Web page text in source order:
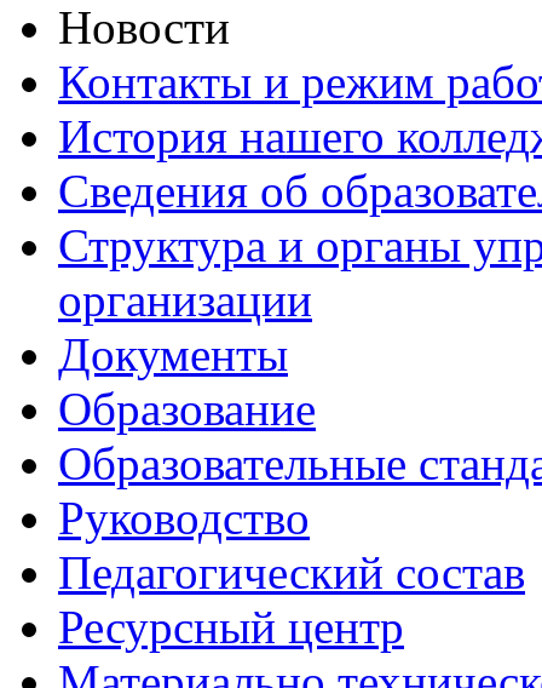
Новости
Контакты и режим
История нашего
Сведения об
Структура и органы
организации
Документы
Образование
Образовательные
Руководство
Педагогический состав
Ресурсный центр